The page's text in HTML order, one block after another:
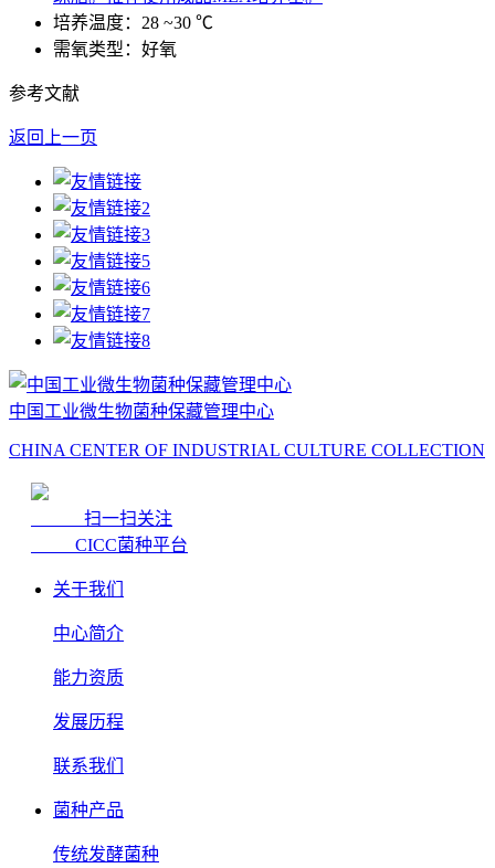
培养温度：28 ~30 ℃
需氧类型：好氧
参考文献
返回上一页
中国工业微生物菌种保藏管理中心
CHINA CENTER OF INDUSTRIAL CULTURE COLLECTION
扫一扫关注
CICC菌种平台
关于我们
中心简介
能力资质
发展历程
联系我们
菌种产品
传统发酵菌种